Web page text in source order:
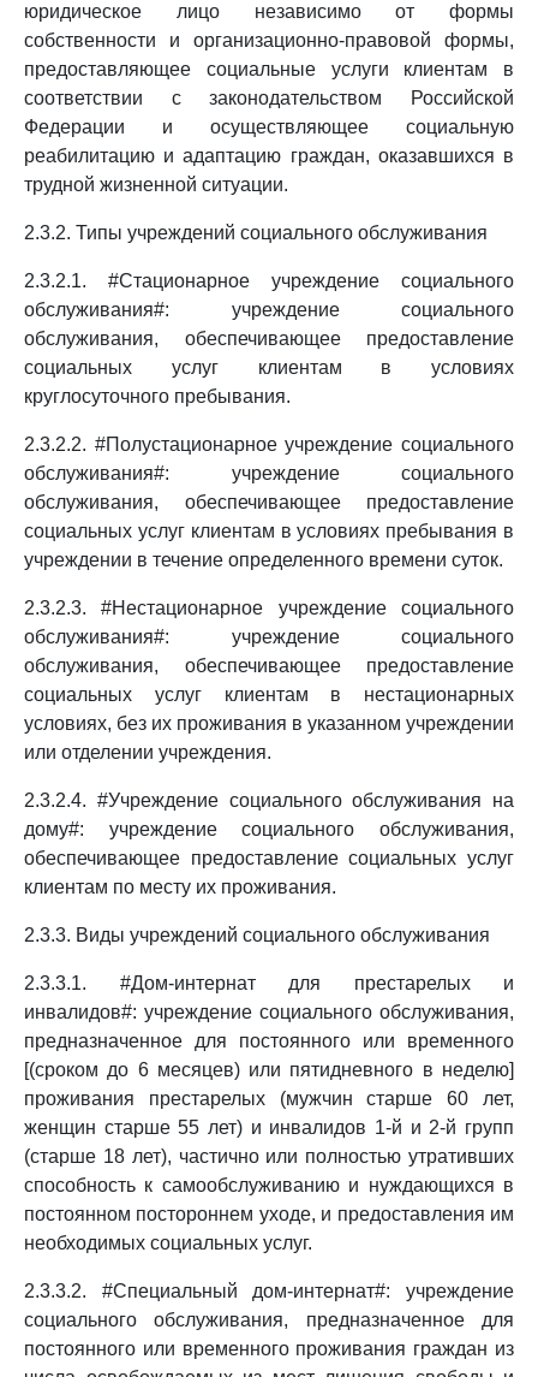
юридическое лицо независимо от формы
собственности и организационно-правовой формы,
предоставляющее социальные услуги клиентам в
соответствии с законодательством Российской
Федерации и осуществляющее социальную
реабилитацию и адаптацию граждан, оказавшихся в
трудной жизненной ситуации.
2.3.2. Типы учреждений социального обслуживания
2.3.2.1. #Стационарное учреждение социального
обслуживания#: учреждение социального
обслуживания, обеспечивающее предоставление
социальных услуг клиентам в условиях
круглосуточного пребывания.
2.3.2.2. #Полустационарное учреждение социального
обслуживания#: учреждение социального
обслуживания, обеспечивающее предоставление
социальных услуг клиентам в условиях пребывания в
учреждении в течение определенного времени суток.
2.3.2.3. #Нестационарное учреждение социального
обслуживания#: учреждение социального
обслуживания, обеспечивающее предоставление
социальных услуг клиентам в нестационарных
условиях, без их проживания в указанном учреждении
или отделении учреждения.
2.3.2.4. #Учреждение социального обслуживания на
дому#: учреждение социального обслуживания,
обеспечивающее предоставление социальных услуг
клиентам по месту их проживания.
2.3.3. Виды учреждений социального обслуживания
2.3.3.1. #Дом-интернат для престарелых и
инвалидов#: учреждение социального обслуживания,
предназначенное для постоянного или временного
[(сроком до 6 месяцев) или пятидневного в неделю]
проживания престарелых (мужчин старше 60 лет,
женщин старше 55 лет) и инвалидов 1-й и 2-й групп
(старше 18 лет), частично или полностью утративших
способность к самообслуживанию и нуждающихся в
постоянном постороннем уходе, и предоставления им
необходимых социальных услуг.
2.3.3.2. #Специальный дом-интернат#: учреждение
социального обслуживания, предназначенное для
постоянного или временного проживания граждан из